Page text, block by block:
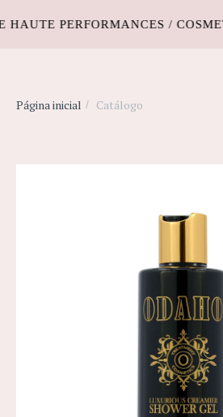
PERFORMANCES /
Página inicial / Catálogo